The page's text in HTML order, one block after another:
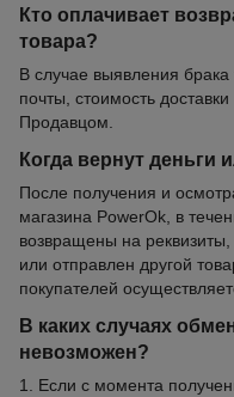
Кто оплачивает
товара?
В случае выявления
почты, стоимость
Продавцом.
Когда вернут деньги
После получения и
магазина PowerOk, в
возвращены на
или отправлен другой
покупателей
В каких случаях
невозможен?
1. Если с момента